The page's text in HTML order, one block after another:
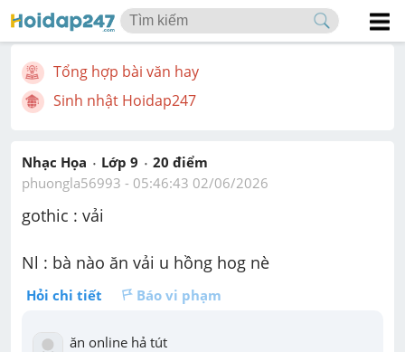
Tổng hợp bài văn hay
Sinh nhật Hoidap247
Nhạc Họa Lớp 9 20 điểm
phuongla56993 - 05:46:43 02/06/2026
gothic : vải
Nl : bà nào ăn vải u hồng hog nè
Hỏi chi tiết Báo vi phạm
ăn online hả tút